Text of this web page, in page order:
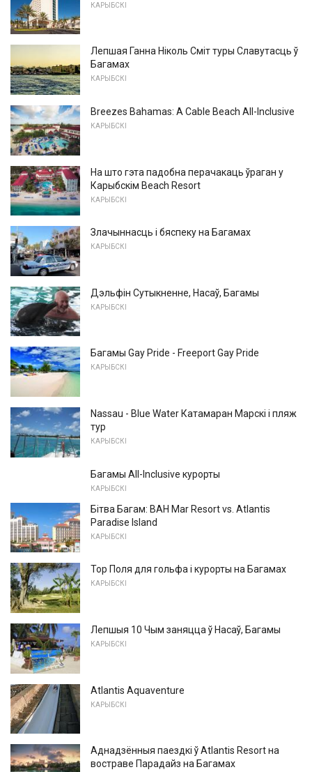
КАРЫБСКІ
Лепшая Ганна Ніколь Сміт туры Славутасць ў
Багамах
КАРЫБСКІ
Breezes Bahamas: A Cable Beach All-Inclusive
КАРЫБСКІ
На што гэта падобна перачакаць ўраган у
Карыбскім Beach Resort
КАРЫБСКІ
Злачыннасць і бяспеку на Багамах
КАРЫБСКІ
Дэльфін Сутыкненне, Насаў, Багамы
КАРЫБСКІ
Багамы Gay Pride - Freeport Gay Pride
КАРЫБСКІ
Nassau - Blue Water Катамаран Марскі і пляж
тур
КАРЫБСКІ
Багамы All-Inclusive курорты
КАРЫБСКІ
Бітва Багам: ВАН Mar Resort vs. Atlantis
Paradise Island
КАРЫБСКІ
Top Поля для гольфа і курорты на Багамах
КАРЫБСКІ
Лепшыя 10 Чым заняцца ў Насаў, Багамы
КАРЫБСКІ
Atlantis Aquaventure
КАРЫБСКІ
Аднадзённыя паездкі ў Atlantis Resort на
востраве Парадайз на Багамах